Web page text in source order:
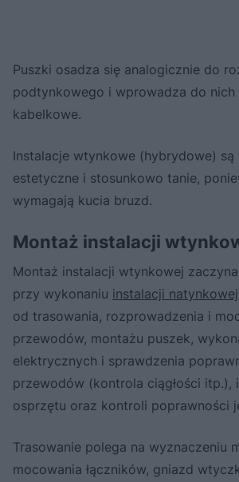
Puszki osadza się analogicznie do
podtynkowego i wprowadza do nich
kabelkowe.
Instalacje wtynkowe (hybrydowe) są
estetyczne i stosunkowo tanie,
wymagają kucia bruzd.
Montaż instalacji
Montaż instalacji wtynkowej
przy wykonaniu instalacji natynkowej
od trasowania, rozprowadzenia i
przewodów, montażu puszek,
elektrycznych i sprawdzenia
przewodów (kontrola ciągłości itp.),
osprzętu oraz kontroli poprawności
Trasowanie polega na wyznaczeniu
mocowania łączników, gniazd